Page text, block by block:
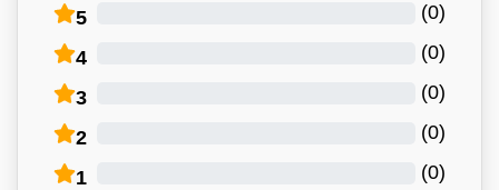
5 (
0
)
4 (
0
)
3 (
0
)
2 (
0
)
1 (
0
)